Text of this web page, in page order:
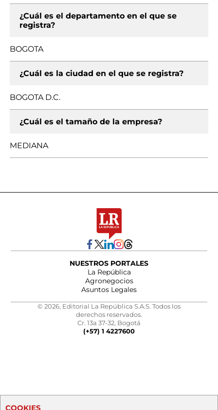
¿Cuál es el departamento en el que se
registra?
BOGOTA
¿Cuál es la ciudad en el que se registra?
BOGOTA D.C.
¿Cuál es el tamaño de la empresa?
MEDIANA
NUESTROS PORTALES
La República
Agronegocios
Asuntos Legales
© 2026, Editorial La República S.A.S. Todos los
derechos reservados.
Cr. 13a 37-32, Bogotá
(+57) 1 4227600
COOKIES